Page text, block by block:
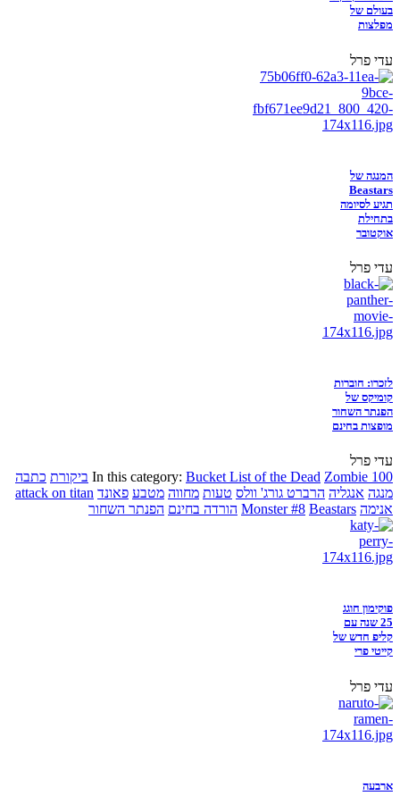
בעולם של
מפלצות
עדי פרל
המנגה של
Beastars
תגיע לסיומה
בתחילת
אוקטובר
עדי פרל
לזכרו: חוברות
קומיקס של
הפנתר השחור
מופצות בחינם
עדי פרל
In this category: Bucket List of the Dead Zombie 100 ביקורת כתבה
מנגה אנגליה הרברט גורג' וולס טעות מחווה מטבע פאונד attack on titan
אנימה
Monster #8 Beastars הורדה בחינם הפנתר השחור
פוקימון חוגג
25 שנה עם
קליפ חדש של
קייטי פרי
עדי פרל
ארבעה